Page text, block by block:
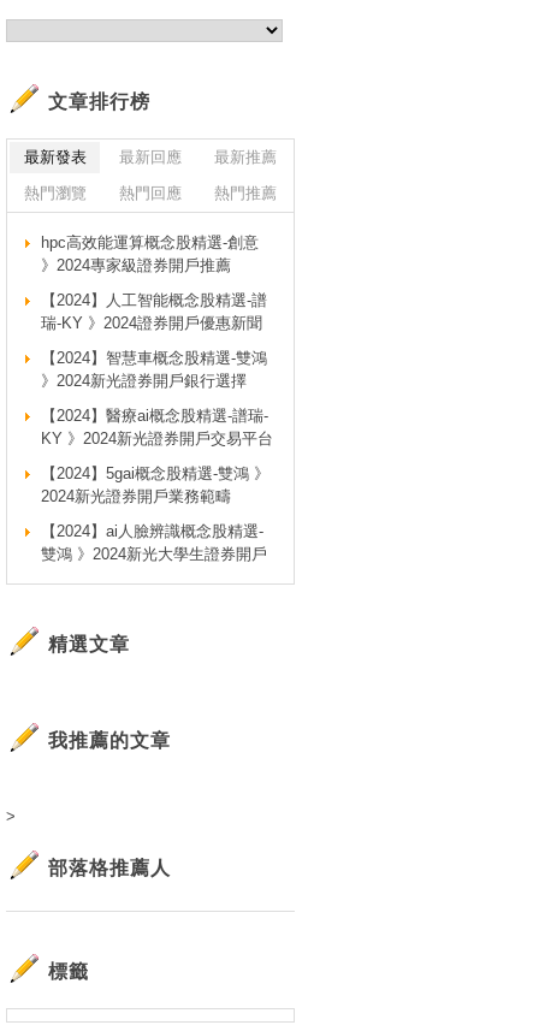
文章排行榜
最新發表 最新回應
最新推薦
熱門瀏覽
熱門回應 熱門推薦
hpc高效能運算概念股精選-創意
》2024專家級證券開戶推薦
【2024】人工智能概念股精選-譜
瑞-KY 》2024證券開戶優惠新聞
【2024】智慧車概念股精選-雙鴻
》2024新光證券開戶銀行選擇
【2024】醫療ai概念股精選-譜瑞-
KY 》2024新光證券開戶交易平台
【2024】5gai概念股精選-雙鴻 》
2024新光證券開戶業務範疇
【2024】ai人臉辨識概念股精選-
雙鴻 》2024新光大學生證券開戶
精選文章
我推薦的文章
>
部落格推薦人
標籤